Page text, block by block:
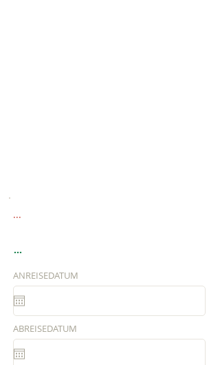
...
...
ANREISEDATUM
ABREISEDATUM